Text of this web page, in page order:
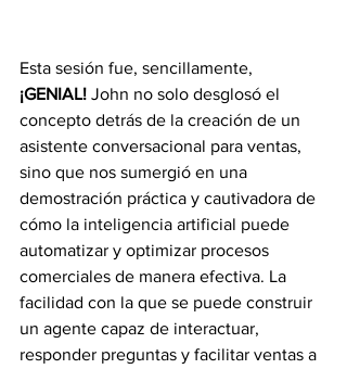
Esta sesión fue, sencillamente,
¡GENIAL! John no solo desglosó el
concepto detrás de la creación de un
asistente conversacional para ventas,
sino que nos sumergió en una
demostración práctica y cautivadora de
cómo la inteligencia artificial puede
automatizar y optimizar procesos
comerciales de manera efectiva. La
facilidad con la que se puede construir
un agente capaz de interactuar,
responder preguntas y facilitar ventas a